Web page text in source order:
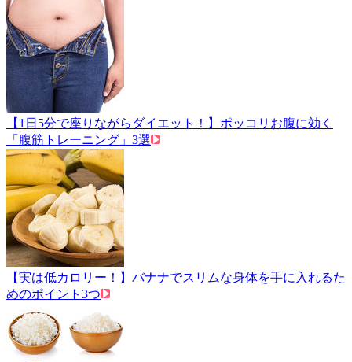
【1日5分で座りながらダイエット！】ポッコリお腹に効く
「腹筋トレーニング」3選
【実は低カロリー！】バナナでスリムな身体を手に入れるた
めのポイント3つ